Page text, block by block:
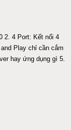
2. 4 Port: Kết nối 4
Play chỉ cần cắm
hay ứng dụng gì 5.